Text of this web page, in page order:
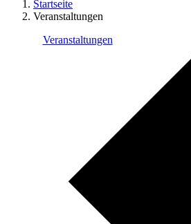
Startseite
Veranstaltungen
Veranstaltungen